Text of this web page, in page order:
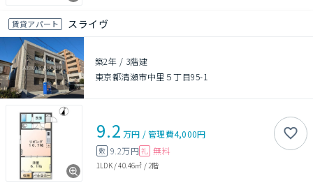
賃貸アパート スライヴ
築2年 / 3階建
東京都清瀬市中里５丁目95-1
9.2 万円 /管理費4,000円
敷 9.2万円 礼 無料
1LDK/40.46㎡ / 2階